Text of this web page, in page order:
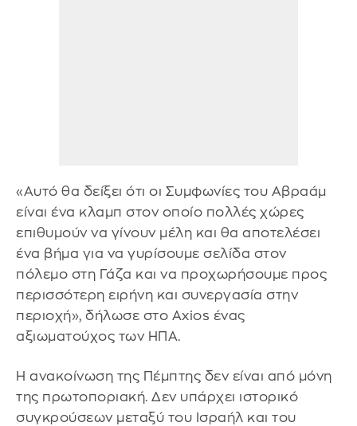
«Αυτό θα δείξει ότι οι Συμφωνίες του Αβραάμ
είναι ένα κλαμπ στον οποίο πολλές χώρες
επιθυμούν να γίνουν μέλη και θα αποτελέσει
ένα βήμα για να γυρίσουμε σελίδα στον
πόλεμο στη Γάζα και να προχωρήσουμε προς
περισσότερη ειρήνη και συνεργασία στην
περιοχή», δήλωσε στο Axios ένας
αξιωματούχος των ΗΠΑ.
Η ανακοίνωση της Πέμπτης δεν είναι από μόνη
της πρωτοποριακή. Δεν υπάρχει ιστορικό
συγκρούσεων μεταξύ του Ισραήλ και του